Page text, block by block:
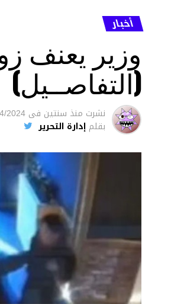
أخبار
وزير يعنف
(التفاصــيل)
نشرت منذ سنتين فى 2024
بقلم إدارة التحرير